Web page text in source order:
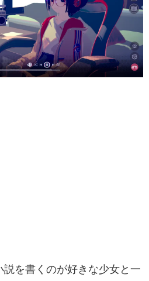
〜ゲームクリエイターの青春〜
ンと箸』等で知られるマンガ家・田中圭
ム業界レポートマンガです。
は面白い？
氏がゲームの魅力を画面や操作の
き明かしていく、硬派で骨太な評論連載
を書くのが好きな少女と一